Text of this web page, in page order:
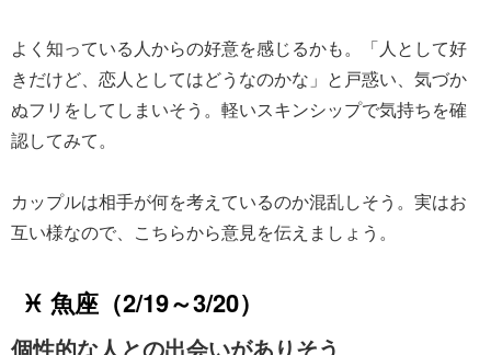
よく知っている人からの好意を感じるかも。「人として好
きだけど、恋人としてはどうなのかな」と戸惑い、気づか
ぬフリをしてしまいそう。軽いスキンシップで気持ちを確
認してみて。
カップルは相手が何を考えているのか混乱しそう。実はお
互い様なので、こちらから意見を伝えましょう。
♓ 魚座（2/19～3/20）
個性的な人との出会いがありそう